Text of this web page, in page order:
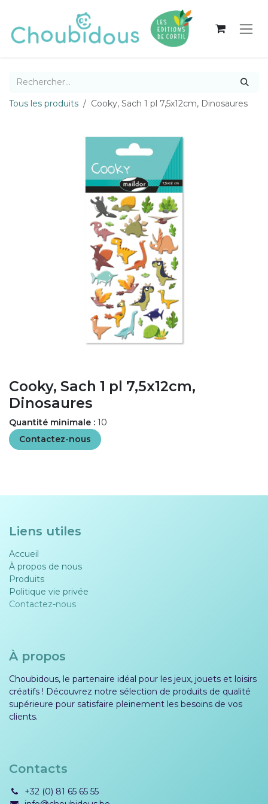
Tous les produits Cooky, Sach 1 pl 7,5x12cm, Dinosaures
Cooky, Sach 1 pl 7,5x12cm,
Dinosaures
Quantité minimale : 10
Contactez-nous
Liens utiles
Accueil
À propos de nous
Produits
Politique vie privée​​
Contactez-nous
À propos
Choubidous, le partenaire idéal pour les jeux, jouets et loisirs
créatifs ! Découvrez notre sélection de produits de qualité
supérieure pour satisfaire pleinement les besoins de vos
clients.
Contacts
+32 (0) 81 65 65 55